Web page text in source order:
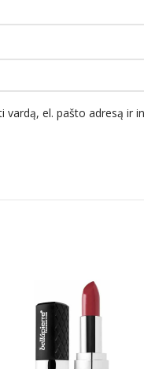
el. pašto adresą